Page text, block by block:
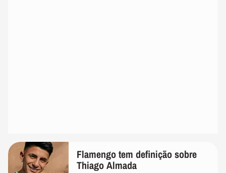
Flamengo tem definição sobre
Thiago Almada